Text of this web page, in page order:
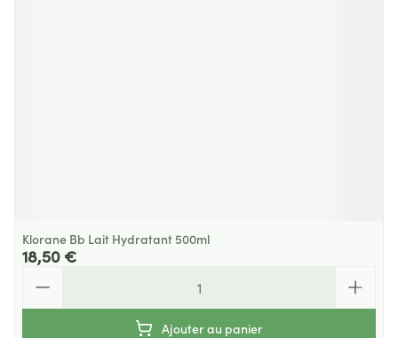
Klorane Bb Lait Hydratant 500ml
18,50 €
Ajouter au panier